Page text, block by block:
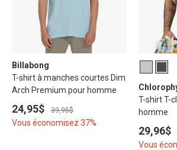
Billabong
T-shirt à manches courtes Dim
Arch Premium pour homme
24,95$ 39,95$
Vous économisez 37%
T-shirt T-
homme
29,96$
Vous